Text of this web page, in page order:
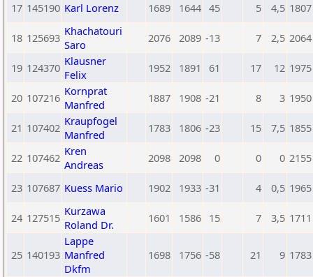
17 145190 Karl Lorenz 1689 1644 45 5 4,5 1807
18 125693 Khachatouri
Saro
2076 2089 -13 7 2,5 2064
19 124370 Klausner
Felix
1952 1891 61 17 12 1975
20 107216 Kornprat
Manfred
1887 1908 -21 8 3 1950
21 107402 Kraupfogel
Manfred
1783 1806 -23 15 7,5 1855
22 107462 Kren
Andreas
2098 2098 0 0 0 2155
23 107687 Kuess Mario 1902 1933 -31 4 0,5 1965
24 127515 Kurzawa
Roland Dr.
1601 1586 15 7 3,5 1711
25 140193
Lappe
Manfred
Dkfm
1698 1756 -58 21 9 1783